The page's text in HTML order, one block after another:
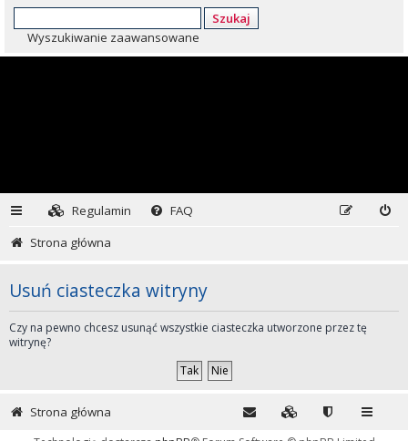
Szukaj
Wyszukiwanie zaawansowane
Regulamin
FAQ
Strona główna
Usuń ciasteczka witryny
Czy na pewno chcesz usunąć wszystkie ciasteczka utworzone przez tę
witrynę?
Strona główna